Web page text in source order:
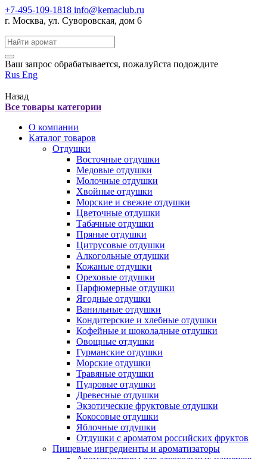
+7-495-109-1818 info@kemaclub.ru
г. Москва, ул. Суворовская, дом 6
Поиск:
Ваш запрос обрабатывается, пожалуйста подождите
Rus Eng
Назад
Все товары категории
О компании
Каталог товаров
Отдушки
Восточные отдушки
Медовые отдушки
Молочные отдушки
Хвойные отдушки
Морские и свежие отдушки
Цветочные отдушки
Табачные отдушки
Пряные отдушки
Цитрусовые отдушки
Алкогольные отдушки
Кожаные отдушки
Ореховые отдушки
Парфюмерные отдушки
Ягодные отдушки
Ванильные отдушки
Кондитерские и хлебные отдушки
Кофейные и шоколадные отдушки
Овощные отдушки
Гурманские отдушки
Морские отдушки
Травяные отдушки
Пудровые отдушки
Древесные отдушки
Экзотические фруктовые отдушки
Кокосовые отдушки
Яблочные отдушки
Отдушки с ароматом российских фруктов
Пищевые ингредиенты и ароматизаторы